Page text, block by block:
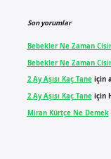
Son yorumlar
Bebekler Ne Zaman
Bebekler Ne Zaman
2 Ay Aşısı Kaç Taneiçin
2 Ay Aşısı Kaç Taneiçin
Miran Kürtçe Ne Demek